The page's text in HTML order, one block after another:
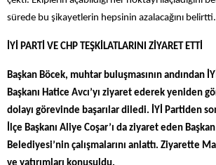
sürede bu şikayetlerin hepsinin azalacağını belirtti.
İYİ PARTİ VE CHP TEŞKİLATLARINI ZİYARET ETTİ
Başkan Böcek, muhtar buluşmasının andından
Başkanı Hatice Avcı’yı ziyaret ederek yeniden
dolayı görevinde başarılar diledi. İYİ Partiden
İlçe Başkanı Aliye Coşar’ı da ziyaret eden
Belediyesi’nin çalışmalarını anlattı. Ziyarette